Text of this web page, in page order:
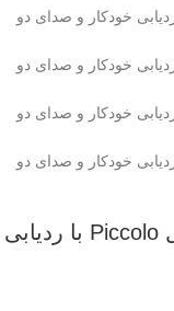
دوربین اتاق کودک لبتو LEBTO مدل Piccolo با ردیابی